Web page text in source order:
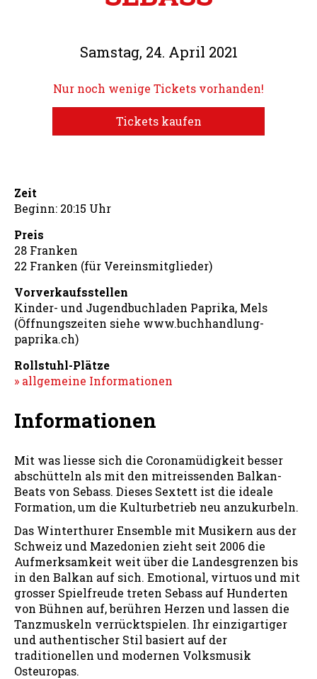
Samstag, 24. April 2021
Nur noch wenige Tickets vorhanden!
Tickets kaufen
Zeit
Beginn: 20:15 Uhr
Preis
28 Franken
22 Franken (für Vereinsmitglieder)
Vorverkaufsstellen
Kinder- und Jugendbuchladen Paprika, Mels
(Öffnungszeiten siehe www.buchhandlung-
paprika.ch)
Rollstuhl-Plätze
» allgemeine Informationen
Informationen
Mit was liesse sich die Coronamüdigkeit besser
abschütteln als mit den mitreissenden Balkan-
Beats von Sebass. Dieses Sextett ist die ideale
Formation, um die Kulturbetrieb neu anzukurbeln.
Das Winterthurer Ensemble mit Musikern aus der
Schweiz und Mazedonien zieht seit 2006 die
Aufmerksamkeit weit über die Landesgrenzen bis
in den Balkan auf sich. Emotional, virtuos und mit
grosser Spielfreude treten Sebass auf Hunderten
von Bühnen auf, berühren Herzen und lassen die
Tanzmuskeln verrücktspielen. Ihr einzigartiger
und authentischer Stil basiert auf der
traditionellen und modernen Volksmusik
Osteuropas.